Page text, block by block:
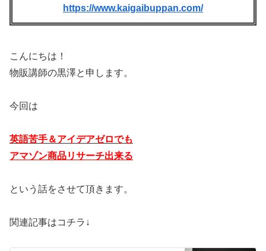
https://www.kaigaibuppan.com/
こんにちは！
物販講師の黒澤と申します。
今回は
英語苦手＆アイデアゼロでも
アマゾン商品リサーチ出来る
という話をさせて頂きます。
関連記事はコチラ↓